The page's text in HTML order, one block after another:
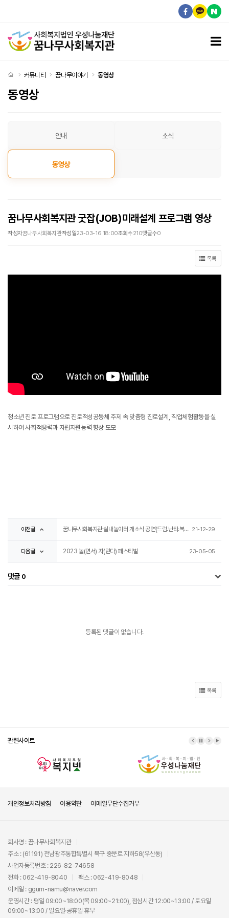
처음으로
커뮤니티 꿈나무이야기 동영상
동영상
안내 소식
동영상
꿈나무사회복지관 굿잡(JOB)미래설계 프로그램 영상
작성자꿈나무사회복지관작성일23-03-16 18:00조회수210댓글수0
목록
청소년 진로 프로그램으로 진로적성공동체 주제 속 맞춤형 진로설계, 직업체험활동을 실
시하여 사회적응력과 자립지원능력 향상 도모
이전글 꿈나무사회복지관 실내놀이터 개소식 공연(드럼.난타.북 - 합주) 21-12-29
다음글 2023 놀(면서) 자(란다) 페스티벌 23-05-05
댓글 0
등록된 댓글이 없습니다.
목록
관련사이트 이전 배너
배너 정지
다음 배
배
개인정보처리방침 이용약관 이메일무단수집거부
회사명 : 꿈나무사회복지관
주소 : (61191) 전남광주통합특별시 북구 중문로 지하58(우산동)
사업자등록번호 : 226-82-74658
전화 : 062-419-8040
팩스 : 062-419-8048
이메일 : ggum-namu@naver.com
운영시간 : 평일 09:00~18:00(목 09:00~21:00), 점심시간 12:00~13:00 / 토요일
09:00~13:00 / 일요일·공휴일 휴무